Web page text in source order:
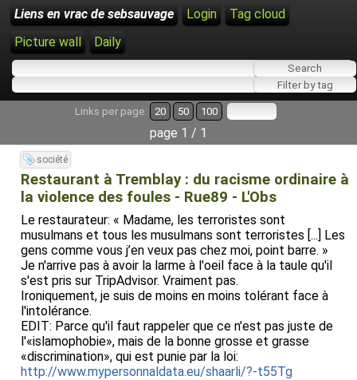
Liens en vrac de sebsauvage Login
Tag cloud
Picture wall
Daily
Links per page: 20 50 100
page 1 / 1
société
Restaurant à Tremblay : du racisme ordinaire à
la violence des foules - Rue89 - L'Obs
Le restaurateur: « Madame, les terroristes sont
musulmans et tous les musulmans sont terroristes [...] Les
gens comme vous j’en veux pas chez moi, point barre. »
Je n'arrive pas à avoir la larme à l'oeil face à la taule qu'il
s'est pris sur TripAdvisor. Vraiment pas.
Ironiquement, je suis de moins en moins tolérant face à
l'intolérance.
EDIT: Parce qu'il faut rappeler que ce n'est pas juste de
l'«islamophobie», mais de la bonne grosse et grasse
«discrimination», qui est punie par la loi:
http://www.mypersonnaldata.eu/shaarli/?-t55Tg